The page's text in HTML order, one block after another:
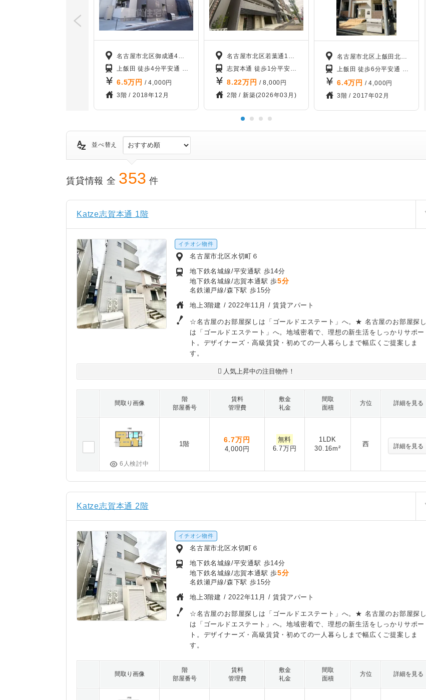
名古屋市北区御成通4丁目
上飯田 徒歩4分平安通 徒歩7分 大曽根 徒歩20分
6.5万円 / 4,000円
3階 / 2018年12月
名古屋市北区若葉通1丁目
志賀本通 徒歩1分平安通 徒歩11分 黒川 徒歩14分
8.22万円 / 8,000円
2階 / 新築(2026年03月)
名古屋市北区上飯田北町3丁目
上飯田 徒歩6分平安通 徒歩18分
6.4万円 / 4,000円
3階 / 2017年02月
並べ替え
賃貸情報 全 353 件
Katze志賀本通 1階
イチオシ物件
名古屋市北区水切町６
地下鉄名城線/平安通駅 歩14分
地下鉄名城線/志賀本通駅 歩5分
名鉄瀬戸線/森下駅 歩15分
地上3階建 /2022年11月 / 賃貸アパート
☆名古屋のお部屋探しは「ゴールドエステート」へ。★ 名古屋のお部屋探し
は「ゴールドエステート」へ。地域密着で、理想の新生活をしっかりサポー
ト。デザイナーズ・高級賃貸・初めての一人暮らしまで幅広くご提案しま
す。
人気上昇中の注目物件！
間取り画像
階
部屋番号
賃料
管理費
敷金
礼金
間取
面積
方位 詳細を見る
6人検討中
1階
6.7万円
4,000円
無料
6.7万円
1LDK
30.16m²
西 詳細を見る
Katze志賀本通 2階
イチオシ物件
名古屋市北区水切町６
地下鉄名城線/平安通駅 歩14分
地下鉄名城線/志賀本通駅 歩5分
名鉄瀬戸線/森下駅 歩15分
地上3階建 /2022年11月 / 賃貸アパート
☆名古屋のお部屋探しは「ゴールドエステート」へ。★ 名古屋のお部屋探し
は「ゴールドエステート」へ。地域密着で、理想の新生活をしっかりサポー
ト。デザイナーズ・高級賃貸・初めての一人暮らしまで幅広くご提案しま
す。
間取り画像
階
部屋番号
賃料
管理費
敷金
礼金
間取
面積
方位 詳細を見る